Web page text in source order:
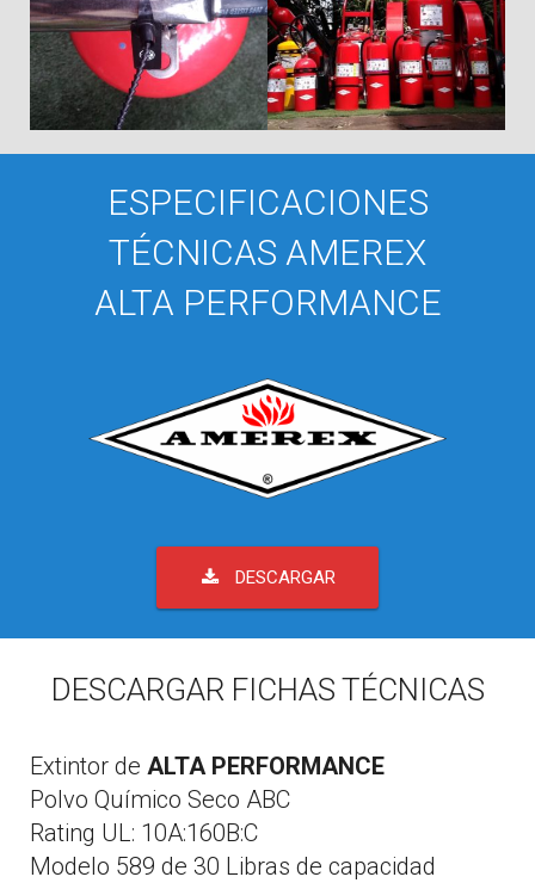
ESPECIFICACIONES
TÉCNICAS AMEREX
ALTA PERFORMANCE
DESCARGAR
DESCARGAR FICHAS TÉCNICAS
Extintor de ALTA PERFORMANCE
Polvo Químico Seco ABC
Rating UL: 10A:160B:C
Modelo 589 de 30 Libras de capacidad